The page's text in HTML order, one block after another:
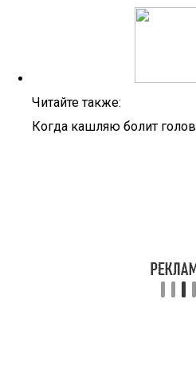
Читайте также:
Когда кашляю болит